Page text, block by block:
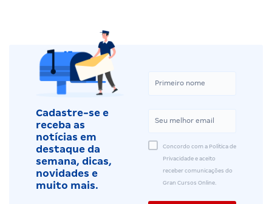
Cadastre-se e
receba as
notícias em
destaque da
semana, dicas,
novidades e
muito mais.
Concordo com a Política de
Privacidade e aceito
receber comunicações do
Gran Cursos Online.